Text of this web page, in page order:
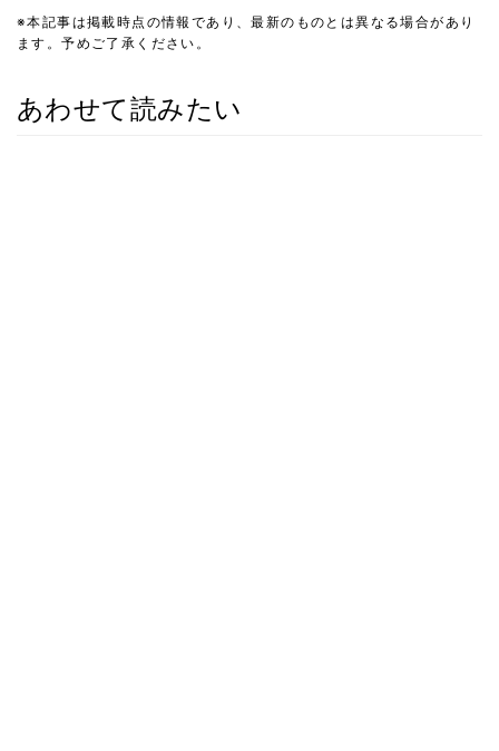
※本記事は掲載時点の情報であり、最新のものとは異なる場合があり
ます。予めご了承ください。
あわせて読みたい